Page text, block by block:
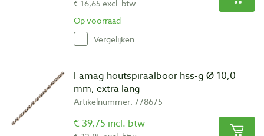
€ 16,65 excl. btw
Op voorraad
Vergelijken
Famag houtspiraalboor hss-g Ø 10,0
mm, extra lang
Artikelnummer: 778675
€ 39,75 incl. btw